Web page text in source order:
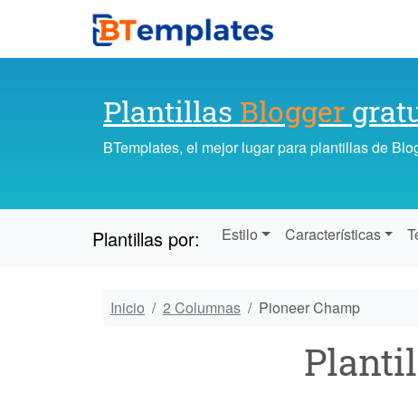
Plantillas Blogger
BTemplates, el mejor lugar para plantillas de
Plantillas por: Estilo Características
Inicio 2 Columnas Pioneer Champ